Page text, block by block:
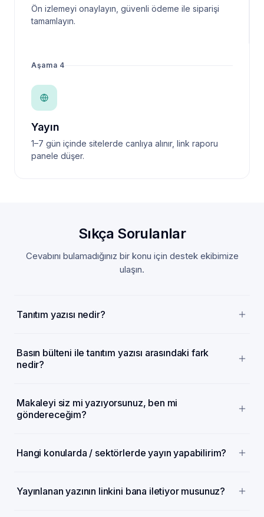
Ön izlemeyi onaylayın, güvenli ödeme ile siparişi
tamamlayın.
Aşama 4
Yayın
1–7 gün içinde sitelerde canlıya alınır, link raporu
panele düşer.
Sıkça Sorulanlar
Cevabını bulamadığınız bir konu için destek ekibimize
ulaşın.
Tanıtım yazısı nedir?
Basın bülteni ile tanıtım yazısı arasındaki fark
nedir?
Makaleyi siz mi yazıyorsunuz, ben mi
göndereceğim?
Hangi konularda / sektörlerde yayın yapabilirim?
Yayınlanan yazının linkini bana iletiyor musunuz?